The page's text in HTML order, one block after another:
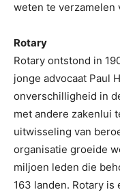
weten te verzamelen
Rotary
Rotary ontstond in
jonge advocaat Paul
onverschilligheid in
met andere zakenlui
uitwisseling van
organisatie groeide
miljoen leden die
163 landen. Rotary